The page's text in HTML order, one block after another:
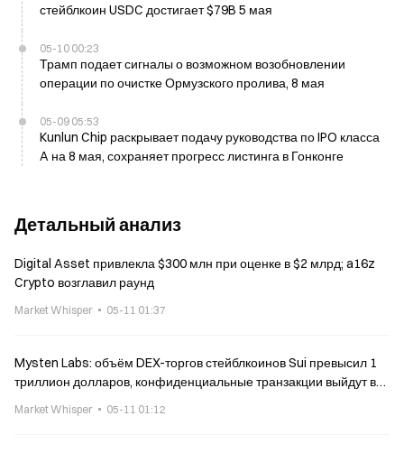
стейблкоин USDC достигает $79B 5 мая
05-10 00:23
Трамп подает сигналы о возможном возобновлении
операции по очистке Ормузского пролива, 8 мая
05-09 05:53
Kunlun Chip раскрывает подачу руководства по IPO класса
A на 8 мая, сохраняет прогресс листинга в Гонконге
Детальный анализ
Digital Asset привлекла $300 млн при оценке в $2 млрд; a16z
Crypto возглавил раунд
Market Whisper 05-11 01:37
Mysten Labs: объём DEX-торгов стейблкоинов Sui превысил 1
триллион долларов, конфиденциальные транзакции выйдут в
Market Whisper 05-11 01:12